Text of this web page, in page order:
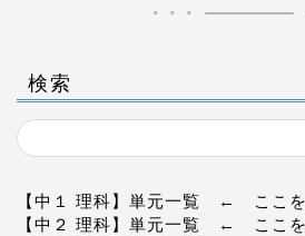
検索
【中１ 理科】単元一覧 ← ここを
【中２ 理科】単元一覧 ← ここを